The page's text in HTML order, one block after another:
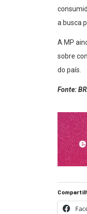
a busca
A MP
sobre
do país.
Fonte: